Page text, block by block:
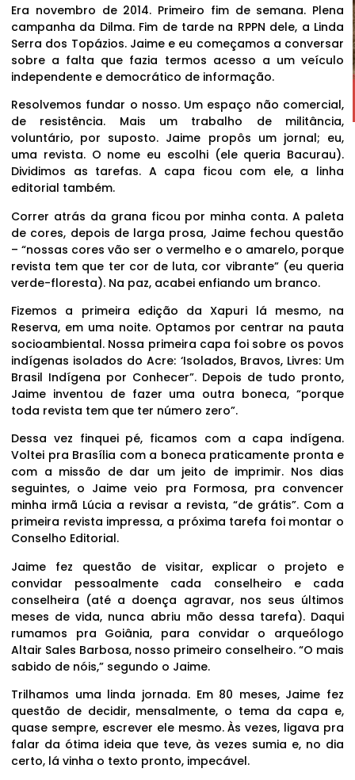
Era novembro de 2014. Primeiro fim de semana. Plena
campanha da Dilma. Fim de tarde na RPPN dele, a Linda
Serra dos Topázios. Jaime e eu começamos a conversar
sobre a falta que fazia termos acesso a um veículo
independente e democrático de informação.
Resolvemos fundar o nosso. Um espaço não comercial,
de resistência. Mais um trabalho de militância,
voluntário, por suposto. Jaime propôs um jornal; eu,
uma revista. O nome eu escolhi (ele queria Bacurau).
Dividimos as tarefas. A capa ficou com ele, a linha
editorial também.
Correr atrás da grana ficou por minha conta. A paleta
de cores, depois de larga prosa, Jaime fechou questão
– “nossas cores vão ser o vermelho e o amarelo, porque
revista tem que ter cor de luta, cor vibrante” (eu queria
verde-floresta). Na paz, acabei enfiando um branco.
Fizemos a primeira edição da Xapuri lá mesmo, na
Reserva, em uma noite. Optamos por centrar na pauta
socioambiental. Nossa primeira capa foi sobre os povos
indígenas isolados do Acre: ‘Isolados, Bravos, Livres: Um
Brasil Indígena por Conhecer”. Depois de tudo pronto,
Jaime inventou de fazer uma outra boneca, “porque
toda revista tem que ter número zero”.
Dessa vez finquei pé, ficamos com a capa indígena.
Voltei pra Brasília com a boneca praticamente pronta e
com a missão de dar um jeito de imprimir. Nos dias
seguintes, o Jaime veio pra Formosa, pra convencer
minha irmã Lúcia a revisar a revista, “de grátis”. Com a
primeira revista impressa, a próxima tarefa foi montar o
Conselho Editorial.
Jaime fez questão de visitar, explicar o projeto e
convidar pessoalmente cada conselheiro e cada
conselheira (até a doença agravar, nos seus últimos
meses de vida, nunca abriu mão dessa tarefa). Daqui
rumamos pra Goiânia, para convidar o arqueólogo
Altair Sales Barbosa, nosso primeiro conselheiro. “O mais
sabido de nóis,” segundo o Jaime.
Trilhamos uma linda jornada. Em 80 meses, Jaime fez
questão de decidir, mensalmente, o tema da capa e,
quase sempre, escrever ele mesmo. Às vezes, ligava pra
falar da ótima ideia que teve, às vezes sumia e, no dia
certo, lá vinha o texto pronto, impecável.